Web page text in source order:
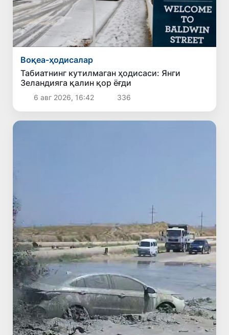
Воқеа-ҳодисалар
Табиатнинг кутилмаган ҳодисаси: Янги
Зеландияга қалин қор ёғди
6 авг 2026, 16:42 336